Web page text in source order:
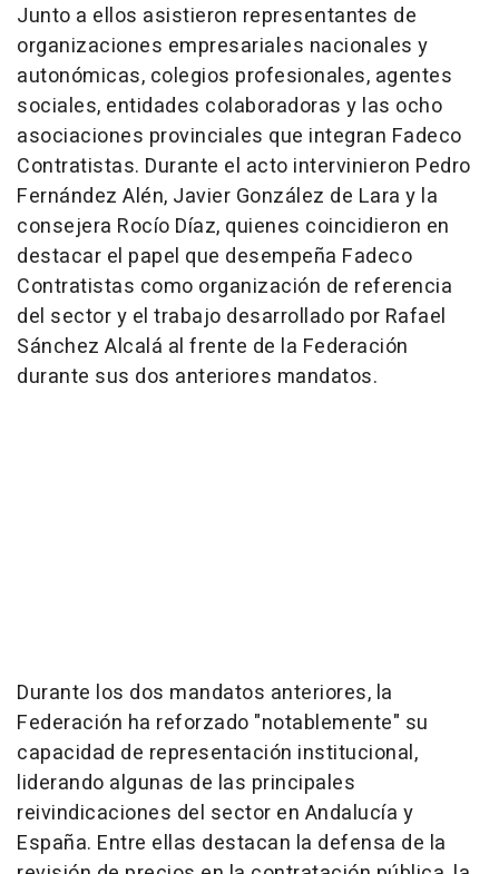
Junto a ellos asistieron representantes de
organizaciones empresariales nacionales y
autonómicas, colegios profesionales, agentes
sociales, entidades colaboradoras y las ocho
asociaciones provinciales que integran Fadeco
Contratistas. Durante el acto intervinieron Pedro
Fernández Alén, Javier González de Lara y la
consejera Rocío Díaz, quienes coincidieron en
destacar el papel que desempeña Fadeco
Contratistas como organización de referencia
del sector y el trabajo desarrollado por Rafael
Sánchez Alcalá al frente de la Federación
durante sus dos anteriores mandatos.
Durante los dos mandatos anteriores, la
Federación ha reforzado "notablemente" su
capacidad de representación institucional,
liderando algunas de las principales
reivindicaciones del sector en Andalucía y
España. Entre ellas destacan la defensa de la